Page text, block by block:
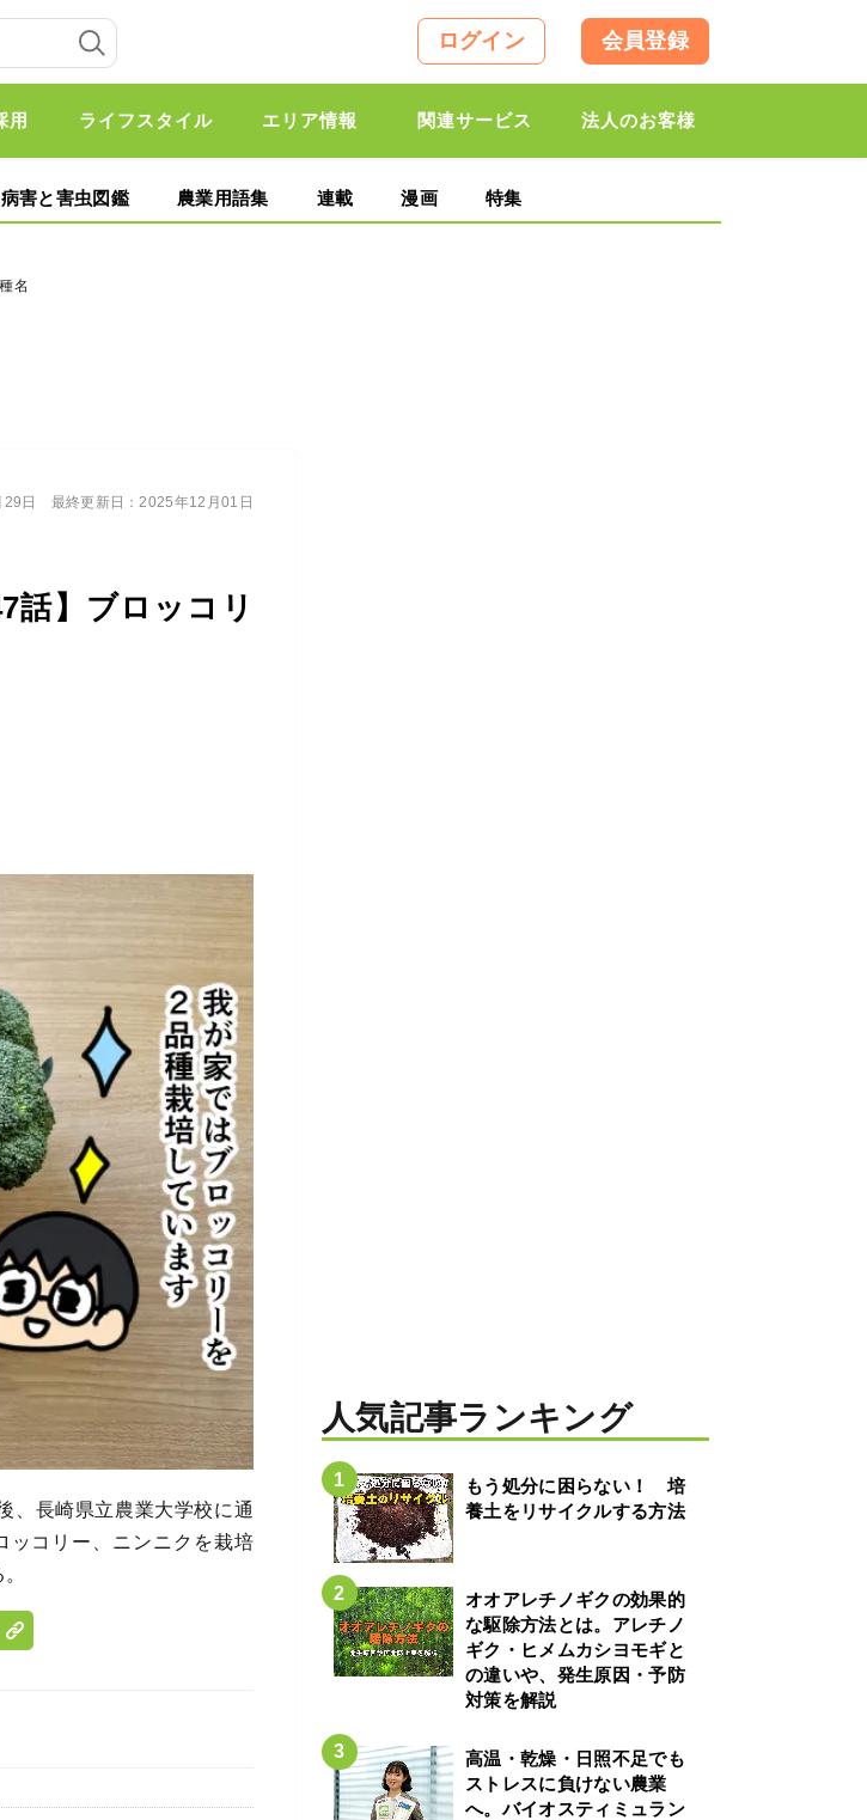
ログイン 会員登録
用 ライフスタイル エリア情報 関連サービス 法人のお客様
病害と害虫図鑑 農業用語集 連載 漫画 特集
名
話】ブロッコリ
日 最終更新日：2025年12月01日
、長崎県立農業大学校に通
ッコリー、ニンニクを栽培
人気記事ランキング
もう処分に困らない！ 培
養土をリサイクルする方法
オオアレチノギクの効果的
な駆除方法とは。アレチノ
ギク・ヒメムカシヨモギと
の違いや、発生原因・予防
対策を解説
高温・乾燥・日照不足でも
ストレスに負けない農業
へ。バイオスティミュラン